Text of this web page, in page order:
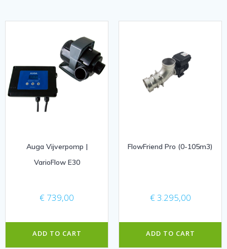
Auga Vijverpomp |
VarioFlow E30
€ 739,00
ADD TO CART
FlowFriend Pro (0-105m3)
€ 3.295,00
ADD TO CART